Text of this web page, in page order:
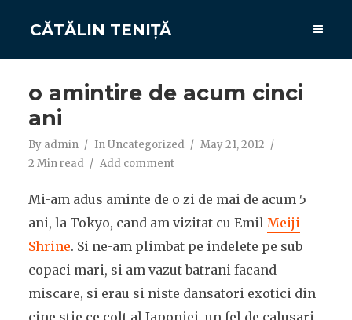
CĂTĂLIN TENIȚĂ
o amintire de acum cinci
ani
By admin InUncategorized
May 21, 2012
2 Min read
Add comment
Mi-am adus aminte de o zi de mai de acum 5
ani, la Tokyo, cand am vizitat cu Emil Meiji
Shrine. Si ne-am plimbat pe indelete pe sub
copaci mari, si am vazut batrani facand
miscare, si erau si niste dansatori exotici din
cine stie ce colt al Japoniei, un fel de calusari